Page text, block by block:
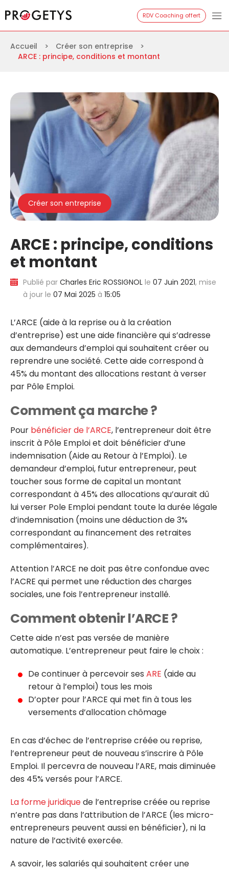
au
contenu
RDV Coaching offert
Accueil > Créer son entreprise
>
ARCE : principe, conditions et montant
Créer son entreprise
ARCE : principe, conditions
et montant
Publié par Charles Eric ROSSIGNOL le 07 Juin 2021, mise
à jour le 07 Mai 2025 à 15:05
L’ARCE (aide à la reprise ou à la création
d’entreprise) est une aide financière qui s’adresse
aux demandeurs d’emploi qui souhaitent créer ou
reprendre une société. Cette aide correspond à
45% du montant des allocations restant à verser
par Pôle Emploi.
Comment ça marche ?
Pour bénéficier de l’ARCE, l’entrepreneur doit être
inscrit à Pôle Emploi et doit bénéficier d’une
indemnisation (Aide au Retour à l’Emploi). Le
demandeur d’emploi, futur entrepreneur, peut
toucher sous forme de capital un montant
correspondant à 45% des allocations qu’aurait dû
lui verser Pole Emploi pendant toute la durée légale
d’indemnisation (moins une déduction de 3%
correspondant au financement des retraites
complémentaires).
Attention l’ARCE ne doit pas être confondue avec
l’ACRE qui permet une réduction des charges
sociales, une fois l’entrepreneur installé.
Comment obtenir l’ARCE ?
Cette aide n’est pas versée de manière
automatique. L’entrepreneur peut faire le choix :
De continuer à percevoir ses ARE (aide au
retour à l’emploi) tous les mois
D’opter pour l’ARCE qui met fin à tous les
versements d’allocation chômage
En cas d’échec de l’entreprise créée ou reprise,
l’entrepreneur peut de nouveau s’inscrire à Pôle
Emploi. Il percevra de nouveau l’ARE, mais diminuée
des 45% versés pour l’ARCE.
La forme juridiquede l’entreprise créée ou reprise
n’entre pas dans l’attribution de l’ARCE (les micro-
entrepreneurs peuvent aussi en bénéficier), ni la
nature de l’activité exercée.
A savoir, les salariés qui souhaitent créer une